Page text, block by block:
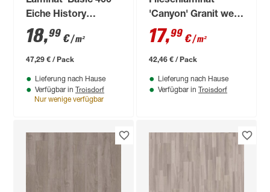
Eiche History
eichefarben 8 mm
umlaufende Fase
18,99 €/ m²
47,29 € / Pack
Lieferung nach Hause
Verfügbar in Troisdorf
Nur wenige verfügbar
'Canyon' Granit weiß
8 mm
17,99 €/ m²
42,46 € / Pack
Lieferung nach Hause
Verfügbar in Troisdorf